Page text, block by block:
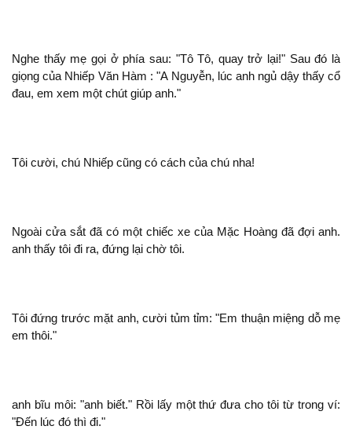
Nghe thấy mẹ gọi ở phía sau: "Tô Tô, quay trở lại!" Sau đó là
giọng của Nhiếp Văn Hàm : "A Nguyễn, lúc
ngủ dậy thấy cổ
đau, em xem
chút giúp ."
Tôi cười, chú Nhiếp cũng có cách của chú nha!
Ngoài cửa sắt có chiếc xe của Mặc Hoàng đợi
.
thấy tôi
ra, đứng lại chờ tôi.
Tôi đứng trước mặt
, cười tủm tỉm: "Em thuận miệng dỗ mẹ
em thôi."
bĩu môi: " biết." Rồi lấy
thứ đưa cho tôi từ trong ví:
"Đến lúc đó
."